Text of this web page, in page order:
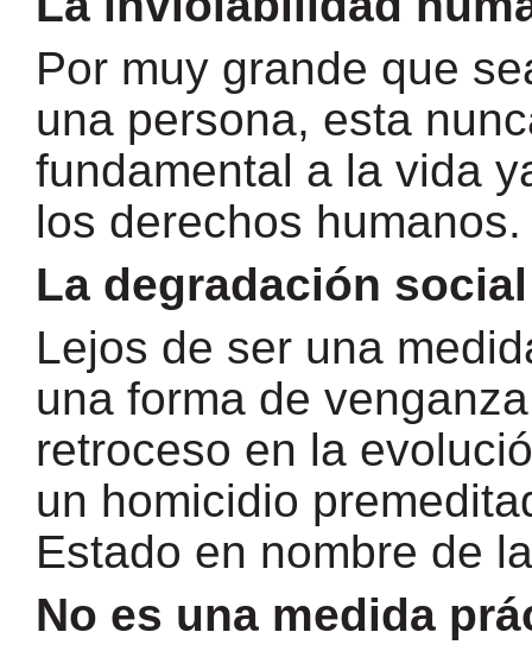
Por muy grande que
una persona, esta
fundamental a la vida
los derechos humanos.
La degradación social
Lejos de ser una
una forma de
retroceso en la
un homicidio
Estado en nombre de
No es una medida